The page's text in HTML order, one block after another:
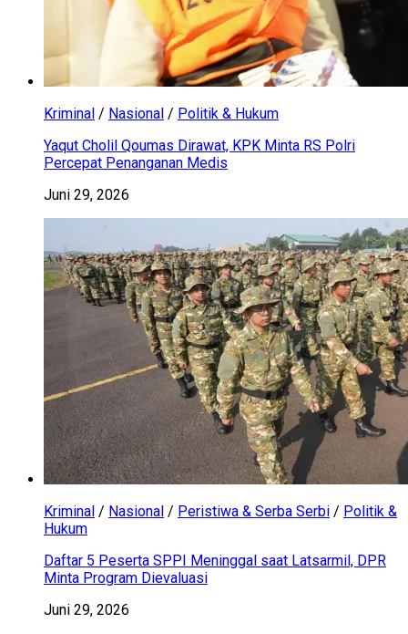
Kriminal / Nasional / Politik & Hukum
Yaqut Cholil Qoumas Dirawat, KPK Minta RS Polri
Percepat Penanganan Medis
Juni 29, 2026
Kriminal / Nasional / Peristiwa & Serba Serbi / Politik &
Hukum
Daftar 5 Peserta SPPI Meninggal saat Latsarmil, DPR
Minta Program Dievaluasi
Juni 29, 2026